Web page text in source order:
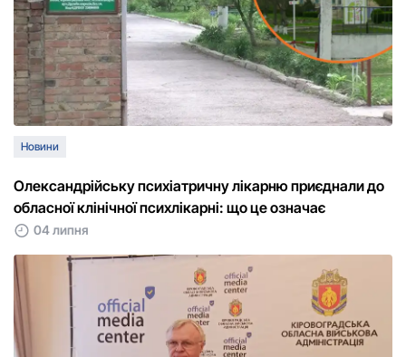
Новини
Олександрійську психіатричну лікарню приєднали до
обласної клінічної психлікарні: що це означає
04 липня